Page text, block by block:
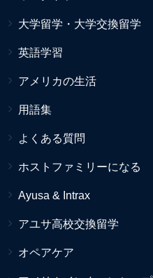
大学留学・大学交換留学
英語学習
アメリカの生活
用語集
よくある質問
ホストファミリーになる
Ayusa & Intrax
アユサ高校交換留学
オペアケア